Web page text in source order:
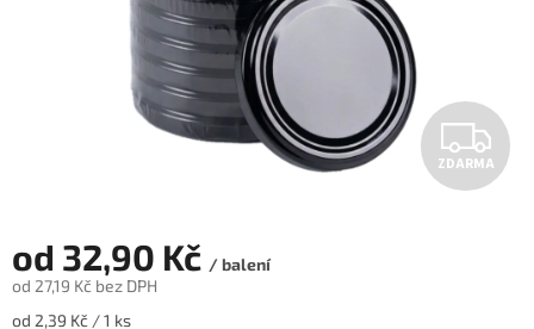
Z
D
ZDARMA
od 32,90 Kč / balení
od 27,19 Kč bez DPH
Měrná
od 2,39 Kč / 1 ks